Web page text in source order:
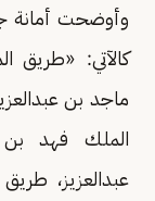
وأوضحت أمانة
كالآتي: «طريق
ماجد بن
الملك فهد بن
عبدالعزيز،